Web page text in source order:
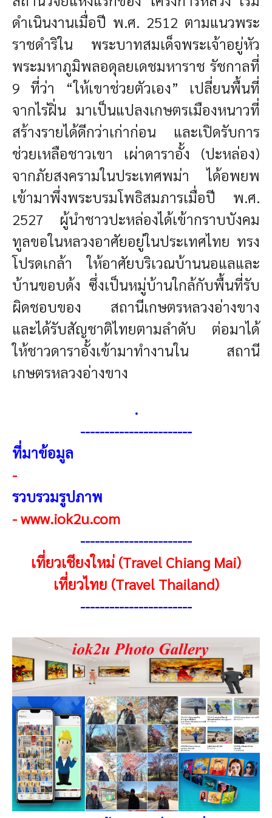
ดำเนินงานเมื่อปี พ.ศ. 2512 ตามแนวพระ
ราชดำริใน พระบาทสมเด็จพระเจ้าอยู่หัว
พระมหาภูมิพลอดุลยเดชมหาราช รัชกาลที่
9 ที่ว่า “ให้เขาช่วยตัวเอง” เปลี่ยนพื้นที่
จากไร่ฝิ่น มาเป็นแปลงเกษตรเมืองหนาวที่
สร้างรายได้ดีกว่าเก่าก่อน และเปิดรับการ
ช่วยเหลือชาวเขา เผ่าดาราอั้ง (ปะหล่อง)
จากภัยสงครามในประเทศพม่า ได้อพยพ
เข้ามาพึ่งพระบรมโพธิสมภารเมื่อปี พ.ศ.
2527 ผู้นำชาวปะหล่องได้เข้ากราบบังคม
ทูลขอในหลวงอาศัยอยู่ในประเทศไทย ทรง
โปรดเกล้า ให้อาศัยบริเวณบ้านนอแลและ
บ้านขอบด้ง ซึ่งเป็นหมู่บ้านใกล้กับพื้นที่รับ
ผิดชอบของ สถานีเกษตรหลวงอ่างขาง
และได้รับสัญชาติไทยตามลำดับ ต่อมาได้
ให้ชาวดาราอั้งเข้ามาทำงานใน สถานี
เกษตรหลวงอ่างขาง
.
-----------------------
ที่มาข้อมูล
-
รวบรวมรูปภาพ
-www.iok2u.com
-----------------------
เที่ยวเชียงใหม่ (Travel Chiang Mai)
เที่ยวไทย (Travel Thailand)
-----------------------